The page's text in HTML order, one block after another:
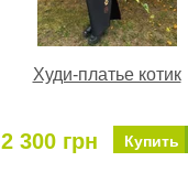
Худи-платье котик
2 300 грн Купить